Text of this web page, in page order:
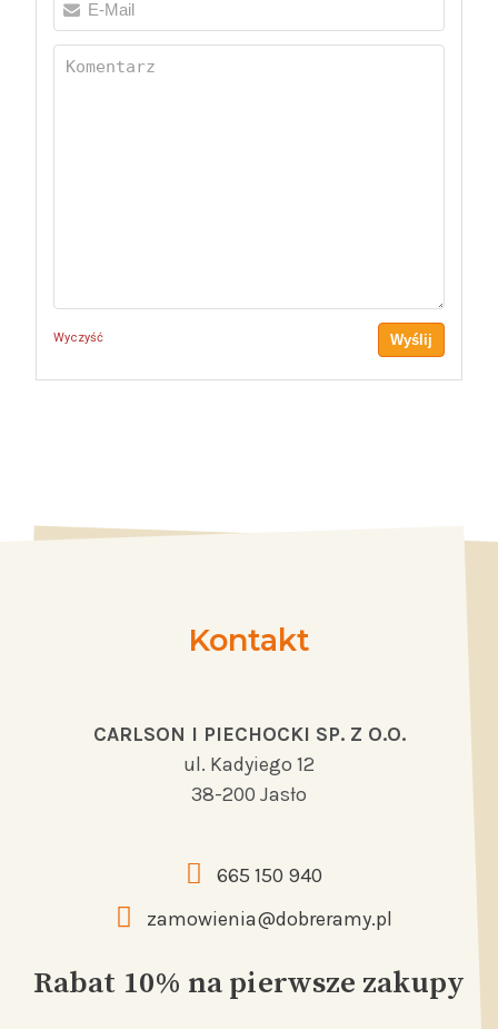
Wyczyść Wyślij
Kontakt
CARLSON I PIECHOCKI SP. Z O.O.
ul. Kadyiego 12
38-200 Jasło
665 150 940
zamowienia@dobreramy.pl
Rabat 10% na pierwsze zakupy